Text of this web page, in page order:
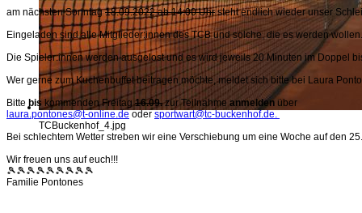
TCBuckenhof_4.jpg
am nächsten Sonntag18.09.2022 ab 14:00 Uhrsteht endlich wieder unser
Eingeladen sind alle Mitglieder:innen des TCB und solche, die es werden wollen.
Die Spieler:innen werden ausgelost und es wird jeweils 20 Minuten im Doppel
Wer gerne zum Kuchenbuffet beitragen möchte, meldet sich bitte bei Laura
Bitte biskommenden Freitag16.09.zur Teilnahme anmeldenüber
laura.pontones@t-online.deodersportwart@tc-buckenhof.de.
Bei schlechtem Wetter streben wir eine Verschiebung um eine Woche auf den
Wir freuen uns auf euch!!!
🎾🎾🎾🎾🎾🎾🎾🎾🎾
Familie Pontones